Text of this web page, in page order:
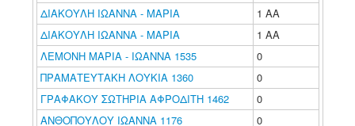
ΔΙΑΚΟΥΛΗ ΙΩΑΝΝΑ - ΜΑΡΙΑ
1 ΑΑ
ΔΙΑΚΟΥΛΗ ΙΩΑΝΝΑ - ΜΑΡΙΑ
1 ΑΑ
ΛΕΜΟΝΗ ΜΑΡΙΑ - ΙΩΑΝΝΑ 1535
0
ΠΡΑΜΑΤΕΥΤΑΚΗ ΛΟΥΚΙΑ 1360
0
ΓΡΑΦΑΚΟΥ ΣΩΤΗΡΙΑ ΑΦΡΟΔΙΤΗ 1462
0
ΑΝΘΟΠΟΥΛΟΥ ΙΩΑΝΝΑ 1176
0